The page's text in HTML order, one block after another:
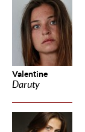
Valentine
Daruty